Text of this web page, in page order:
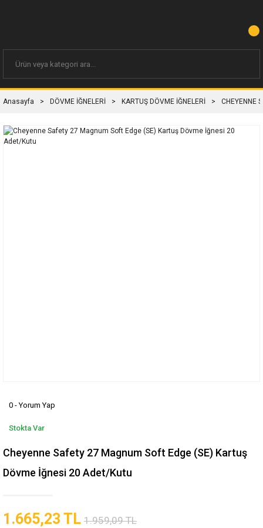
Anasayfa DÖVME İĞNELERİ KARTUŞ DÖVME İĞNELERİ CHEYENNE
0 - Yorum Yap
Stokta Var
Cheyenne Safety 27 Magnum Soft Edge (SE) Kartuş
Dövme İğnesi 20 Adet/Kutu
1.665,23 TL 1.959,09 TL